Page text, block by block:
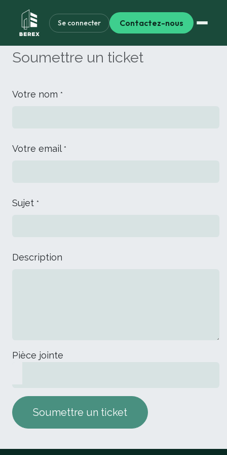
Se connecter Contactez-nous
Soumettre un ticket
Votre nom *
Votre email *
Sujet *
Description
Pièce jointe
Soumettre un ticket